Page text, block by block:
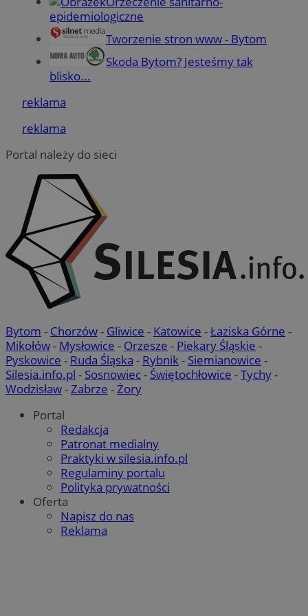
epidemiologiczne
Tworzenie stron www - Bytom
Skoda Bytom? Jesteśmy tak
blisko...
reklama
reklama
Portal należy do sieci
Bytom - Chorzów- Gliwice - Katowice -Łaziska Górne -
Mikołów- Mysłowice - Orzesze - Piekary Śląskie -
Pyskowice - Ruda Śląska - Rybnik - Siemianowice -
Silesia.info.pl - Sosnowiec- Świętochłowice -Tychy-
Wodzisław- Zabrze - Żory
Portal
Redakcja
Patronat medialny
Praktyki w silesia.info.pl
Regulaminy portalu
Polityka prywatności
Oferta
Napisz do nas
Reklama
internetowej.
Nazwa
Domena
przechowywania
SessID
mojbytom.pl
MvSessID
VISITOR_PRIVACY_METADATA
Google Privacy Policy